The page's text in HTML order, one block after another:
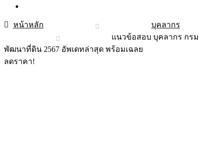
หน้าหลัก
บุคลากร
แนวข้อสอบ บุคลากร กรม
พัฒนาที่ดิน 2567 อัพเดทล่าสุด พร้อมเฉลย
ลดราคา!